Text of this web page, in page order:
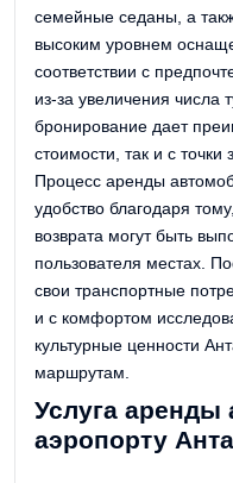
семейные седаны, а
высоким уровнем
соответствии с
из-за увеличения числа
бронирование дает
стоимости, так и с
Процесс аренды
удобство благодаря
возврата могут быть
пользователя местах.
свои транспортные
и с комфортом
культурные ценности
маршрутам.
Услуга аренды
аэропорту